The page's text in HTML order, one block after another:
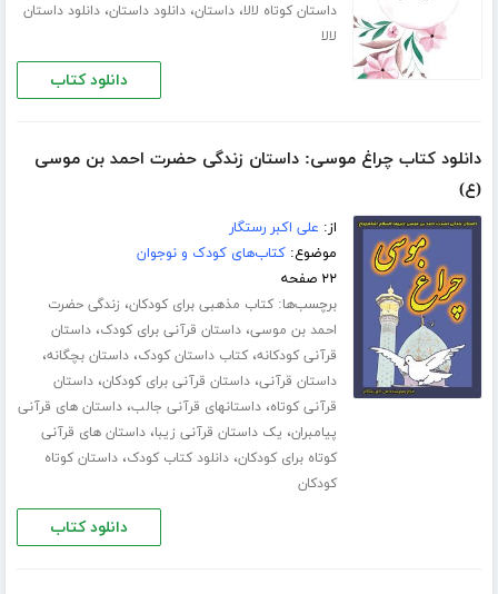
داستان کوتاه لالا،داستان،دانلود داستان،دانلود داستان
لالا
دانلود کتاب
دانلود کتاب چراغ موسی: داستان زندگی حضرت احمد بن موسی
(ع)
از: علی اکبر رستگار
موضوع:کتاب‌های کودک و نوجوان
۲۲ صفحه
برچسب‌ها:کتاب مذهبی برای کودکان، زندگی حضرت
احمد بن موسی،داستان قرآنی برای کودک،داستان
قرآنی کودکانه،کتاب داستان کودک،داستان بچگانه،
داستان قرآنی،داستان قرآنی برای کودکان،داستان
قرآنی کوتاه،داستانهای قرآنی جالب،داستان های قرآنی
پیامبران، یک داستان قرآنی زیبا،داستان های قرآنی
کوتاه برای کودکان،دانلود کتاب کودک،داستان کوتاه
کودکان
دانلود کتاب